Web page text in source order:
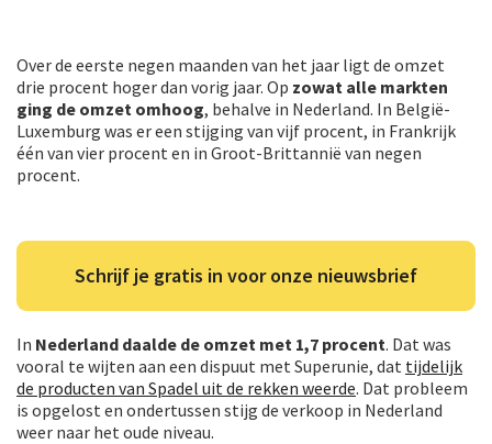
Over de eerste negen maanden van het jaar ligt de omzet
drie procent hoger dan vorig jaar. Op zowat alle markten
ging de omzet omhoog, behalve in Nederland. In België-
Luxemburg was er een stijging van vijf procent, in Frankrijk
één van vier procent en in Groot-Brittannië van negen
procent.
Schrijf je gratis in voor onze nieuwsbrief
In Nederland daalde de omzet met 1,7 procent. Dat was
vooral te wijten aan een dispuut met Superunie, dat tijdelijk
de producten van Spadel uit de rekken weerde. Dat probleem
is opgelost en ondertussen stijg de verkoop in Nederland
weer naar het oude niveau.